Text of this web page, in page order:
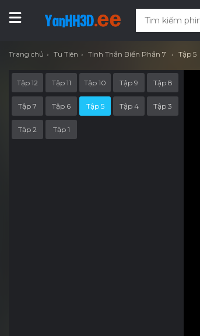
Trang chủ Tu Tiên Tinh Thần Biến Phần 7 Tập 5
Tập 12 Tập 11 Tập 10 Tập 9 Tập 8
Tập 7 Tập 6 Tập 5 Tập 4 Tập 3
Tập 2 Tập 1